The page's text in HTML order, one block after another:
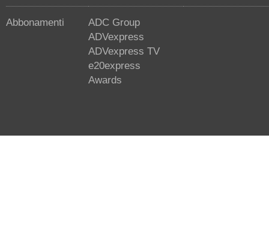
Abbonamenti
ADC Group
ADVexpress
ADVexpress TV
e20express
Awards